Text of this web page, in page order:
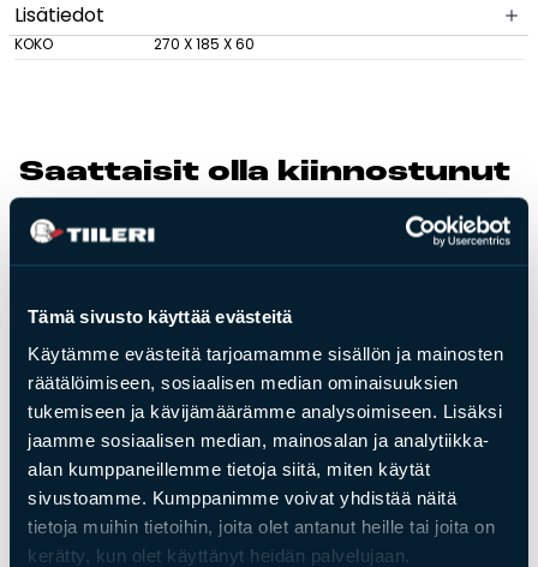
Tämä sivusto käyttää evästeitä
Käytämme evästeitä tarjoamamme sisällön ja mainosten
räätälöimiseen, sosiaalisen median ominaisuuksien
tukemiseen ja kävijämäärämme analysoimiseen. Lisäksi
jaamme sosiaalisen median, mainosalan ja analytiikka-
alan kumppaneillemme tietoja siitä, miten käytät
sivustoamme. Kumppanimme voivat yhdistää näitä
tietoja muihin tietoihin, joita olet antanut heille tai joita on
kerätty, kun olet käyttänyt heidän palvelujaan.
Laastit
Peruuta verkkokauppatilauksesi
Yhteystiedot
Lisätiedot
KOKO 270 X 185 X 60
Saat­tai­sit ol­la kiin­nos­tu­nut
myös näis­tä